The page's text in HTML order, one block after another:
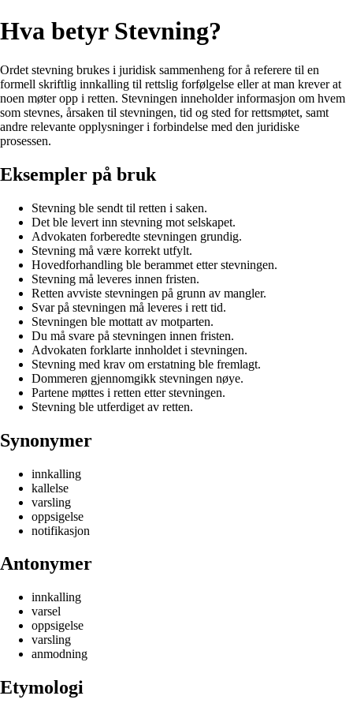
Hva betyr Stevning?
Ordet stevning brukes i juridisk sammenheng for å referere til en
formell skriftlig innkalling til rettslig forfølgelse eller at man krever at
noen møter opp i retten. Stevningen inneholder informasjon om hvem
som stevnes, årsaken til stevningen, tid og sted for rettsmøtet, samt
andre relevante opplysninger i forbindelse med den juridiske
prosessen.
Eksempler på bruk
Stevning ble sendt til retten i saken.
Det ble levert inn stevning mot selskapet.
Advokaten forberedte stevningen grundig.
Stevning må være korrekt utfylt.
Hovedforhandling ble berammet etter stevningen.
Stevning må leveres innen fristen.
Retten avviste stevningen på grunn av mangler.
Svar på stevningen må leveres i rett tid.
Stevningen ble mottatt av motparten.
Du må svare på stevningen innen fristen.
Advokaten forklarte innholdet i stevningen.
Stevning med krav om erstatning ble fremlagt.
Dommeren gjennomgikk stevningen nøye.
Partene møttes i retten etter stevningen.
Stevning ble utferdiget av retten.
Synonymer
innkalling
kallelse
varsling
oppsigelse
notifikasjon
Antonymer
innkalling
varsel
oppsigelse
varsling
anmodning
Etymologi